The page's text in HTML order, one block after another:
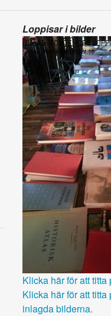
Loppisar i bilder
Klicka här för att titta
Klicka här för att
inlagda bilderna.